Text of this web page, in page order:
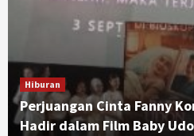
Hiburan
Perjuangan Cinta Fanny
Hadir dalam Film Baby